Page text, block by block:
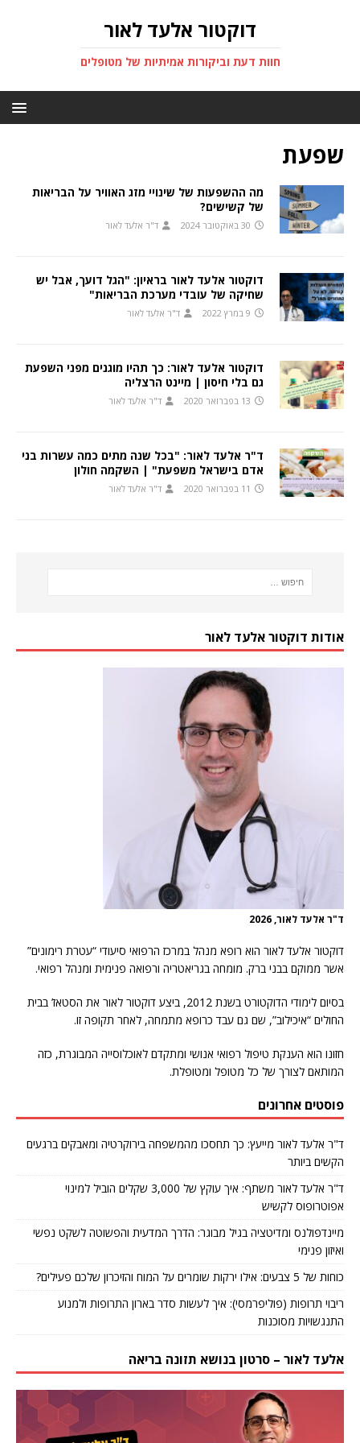
דוקטור אלעד לאור
חוות דעת וביקורות אמיתיות של מטופלים
שפעת
מה ההשפעות של שינויי מזג האוויר על הבריאות
של קשישים?
30 באוקטובר 2024 ד"ר אלעד לאור
דוקטור אלעד לאור בראיון: "הגל דועך, אבל יש
שחיקה של עובדי מערכת הבריאות"
9 במרץ 2022 ד"ר אלעד לאור
דוקטור אלעד לאור: כך תהיו מוגנים מפני השפעת
גם בלי חיסון | מיינט הרצליה
13 בפברואר 2020 ד"ר אלעד לאור
ד"ר אלעד לאור: "בכל שנה מתים כמה עשרות בני
אדם בישראל משפעת" | השקמה חולון
11 בפברואר 2020 ד"ר אלעד לאור
אודות דוקטור אלעד לאור
ד"ר אלעד לאור, 2026
דוקטור אלעד לאור הוא רופא מנהל במרכז הרפואי סיעודי “עטרת רימונים”
אשר ממוקם בבני ברק. מומחה בגריאטריה ורפואה פנימית ומנהל רפואי.
בסיום לימודי הדוקטורט בשנת 2012, ביצע דוקטור לאור את הסטאז’ בבית
החולים “איכילוב”, שם גם עבד כרופא מתמחה, לאחר תקופה זו.
חזונו הוא הענקת טיפול רפואי אנושי ומתקדם לאוכלוסייה המבוגרת, כזה
המותאם לצורך של כל מטופל ומטופלת.
פוסטים אחרונים
ד"ר אלעד לאור מייעץ: כך תחסכו מהמשפחה בירוקרטיה ומאבקים ברגעים
הקשים ביותר
ד"ר אלעד לאור משתף: איך עוקץ של 3,000 שקלים הוביל למינוי
אפוטרופוס לקשיש
מיינדפולנס ומדיטציה בגיל מבוגר: הדרך המדעית והפשוטה לשקט נפשי
ואיזון פנימי
כוחות של 5 צבעים: אילו ירקות שומרים על המוח והזיכרון שלכם פעילים?
ריבוי תרופות (פוליפרמסי): איך לעשות סדר בארון התרופות ולמנוע
התנגשויות מסוכנות
אלעד לאור – סרטון בנושא תזונה בריאה